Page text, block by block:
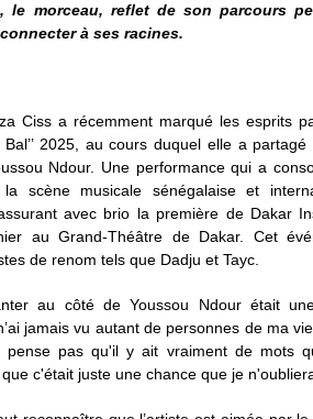
le morceau, reflet de son parcours
à ses racines.
Ciss a récemment marqué les esprits
Bal’’ 2025, au cours duquel elle a
Ndour. Une performance qui a
scène musicale sénégalaise et
avec brio la première de Dakar
au Grand-Théâtre de Dakar. Cet
de renom tels que Dadju et Tayc.
au côté de Youssou Ndour était
jamais vu autant de personnes de ma
pense pas qu'il y ait vraiment de mots
c'était juste une chance que je